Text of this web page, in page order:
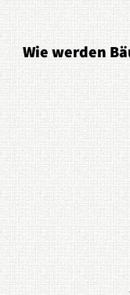
Wie werden